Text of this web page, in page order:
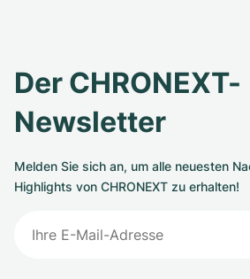
Der CHRONEXT-
Newsletter
Melden Sie sich an, um alle neuesten
Highlights von CHRONEXT zu erhalten!